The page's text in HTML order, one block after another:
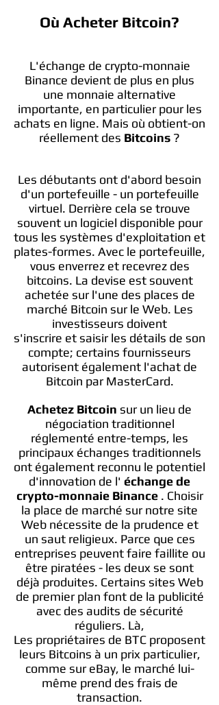
Où Acheter Bitcoin?
L'échange de crypto-monnaie
Binance devient de plus en plus
une monnaie alternative
importante, en particulier pour les
achats en ligne. Mais où obtient-on
réellement des Bitcoins ?
Les débutants ont d'abord besoin
d'un portefeuille - un portefeuille
virtuel. Derrière cela se trouve
souvent un logiciel disponible pour
tous les systèmes d'exploitation et
plates-formes. Avec le portefeuille,
vous enverrez et recevrez des
bitcoins. La devise est souvent
achetée sur l'une des places de
marché Bitcoin sur le Web. Les
investisseurs doivent
s'inscrire et saisir les détails de son
compte; certains fournisseurs
autorisent également l'achat de
Bitcoin par MasterCard.
Achetez Bitcoin sur un lieu de
négociation traditionnel
réglementé entre-temps, les
principaux échanges traditionnels
ont également reconnu le potentiel
d'innovation de l' échange de
crypto-monnaie Binance. Choisir
la place de marché sur notre site
Web nécessite de la prudence et
un saut religieux. Parce que ces
entreprises peuvent faire faillite ou
être piratées - les deux se sont
déjà produites. Certains sites Web
de premier plan font de la publicité
avec des audits de sécurité
réguliers. Là,
Les propriétaires de BTC proposent
leurs Bitcoins à un prix particulier,
comme sur eBay, le marché lui-
même prend des frais de
transaction.